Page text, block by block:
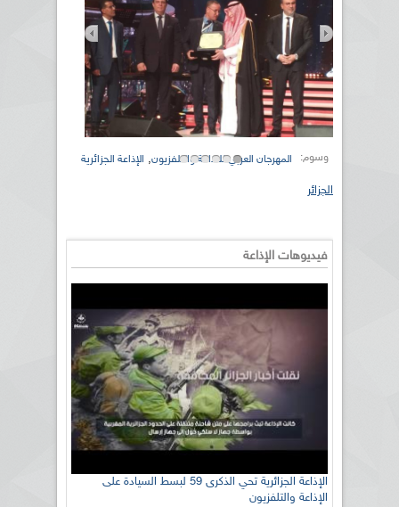
وسوم: المهرجان العربي للاذاعة والتلفزيون, الإذاعة الجزائرية
الجزائر
فيديوهات الإذاعة
الإذاعة الجزائرية تحي الذكرى 59 لبسط السيادة على
الإذاعة والتلفزيون